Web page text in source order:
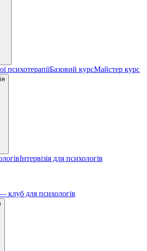
психотерапіїБазовий курсМайстер курс
Інтервізія для психологів
клуб для психологів